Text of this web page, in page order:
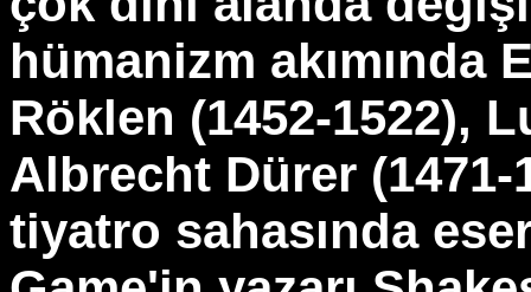
hümanizm akımında
Röklen (1452-1522),
Albrecht Dürer
tiyatro sahasında